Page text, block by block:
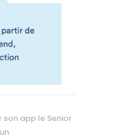
son app le Senior